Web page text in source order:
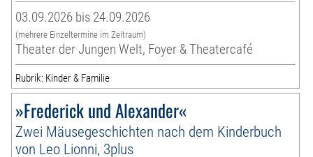
03.09.2026 bis 24.09.2026
(mehrere Einzeltermine im Zeitraum)
Theater der Jungen Welt, Foyer & Theatercafé
Rubrik: Kinder & Familie
»Frederick und Alexander«
Zwei Mäusegeschichten nach dem Kinderbuch
von Leo Lionni, 3plus